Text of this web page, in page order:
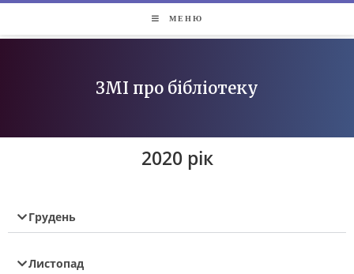
МЕНЮ
ЗМІ про бібліотеку
2020 рік
Грудень
Листопад